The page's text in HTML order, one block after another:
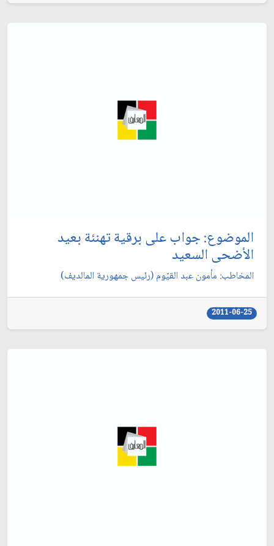
الموضوع: جواب على برقية تهنئة بعيد
الأضحى السعيد
المخاطب: مأمون عبد القيّوم (رئيس جمهورية المالديف)
2011-06-25